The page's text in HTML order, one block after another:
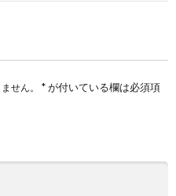
せん。 *が付いている欄は必須項